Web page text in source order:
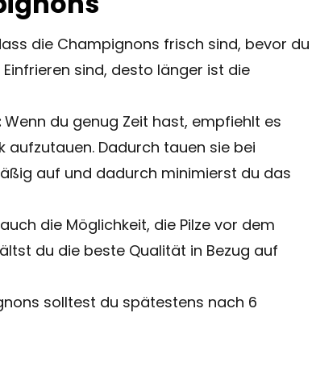
die Champignons frisch sind, bevor du
sind, desto länger ist die
Wenn du genug Zeit hast, empfiehlt es
aufzutauen. Dadurch tauen sie bei
auf und dadurch minimierst du das
die Möglichkeit, die Pilze vor dem
du die beste Qualität in Bezug auf
solltest du spätestens nach 6